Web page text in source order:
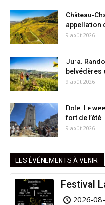
Château-
appellation
9 août 2026
Jura.
belvédères
9 août 2026
Dole. Le
fort de l’été
9 août 2026
LES ÉVÉNEMENTS À VENIR
Festival
2026-